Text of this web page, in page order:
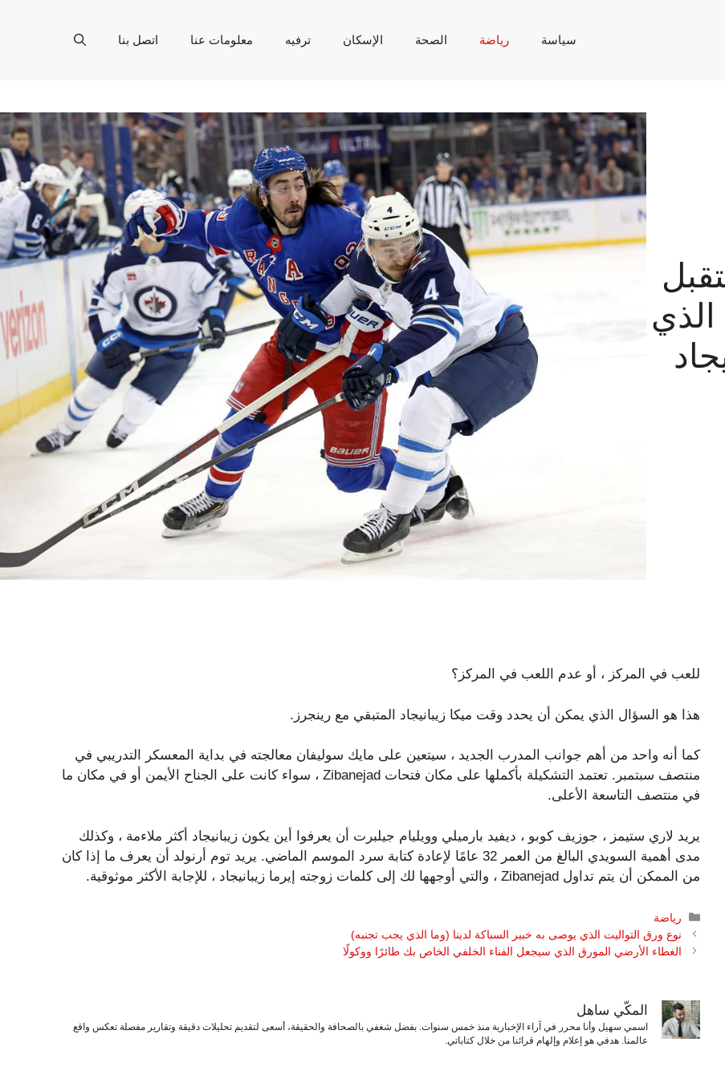
سياسة رياضة الصحة الإسكان ترفيه معلومات عنا اتصل بنا
للعب في المركز ، أو عدم اللعب في المركز؟
هذا هو السؤال الذي يمكن أن يحدد وقت ميكا زيبانيجاد المتبقي مع رينجرز.
كما أنه واحد من أهم جوانب المدرب الجديد ، سيتعين على مايك سوليفان معالجته في بداية المعسكر التدريبي في
منتصف سبتمبر. تعتمد التشكيلة بأكملها على مكان فتحات Zibanejad ، سواء كانت على الجناح الأيمن أو في مكان ما
في منتصف التاسعة الأعلى.
يريد لاري ستيمز ، جوزيف كوبو ، ديفيد بارميلي وويليام جيلبرت أن يعرفوا أين يكون زيبانيجاد أكثر ملاءمة ، وكذلك
مدى أهمية السويدي البالغ من العمر 32 عامًا لإعادة كتابة سرد الموسم الماضي. يريد توم أرنولد أن يعرف ما إذا كان
من الممكن أن يتم تداول Zibanejad ، والتي أوجهها لك إلى كلمات زوجته إيرما زيبانيجاد ، للإجابة الأكثر موثوقية.
التصنيفات
رياضة
نوع ورق التواليت الذي يوصى به خبير السباكة لدينا (وما الذي يجب تجنبه)
الغطاء الأرضي المورق الذي سيجعل الفناء الخلفي الخاص بك طائرًا ووكولًا
المكّي ساهل
اسمي سهيل وأنا محرر في آراء الإخبارية منذ خمس سنوات. بفضل شغفي بالصحافة والحقيقة، أسعى لتقديم تحليلات دقيقة وتقارير مفصلة تعكس واقع
عالمنا. هدفي هو إعلام وإلهام قرائنا من خلال كتاباتي.